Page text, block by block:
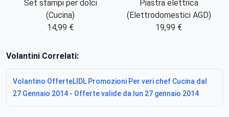
Set stampi per dolci
(Cucina)
14,99 €
Piastra elettrica
(Elettrodomestici AGD)
19,99 €
Volantini Correlati:
Volantino OfferteLIDL Promozioni Per veri chef Cucina dal
27 Gennaio 2014 - Offerte valide da lun 27 gennaio 2014